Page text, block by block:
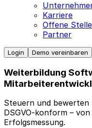
Karriere
Offene
Partner
Login Demo vereinbaren
Weiterbildung
Steuern und bewerten
DSGVO-konform –
Erfolgsmessung.